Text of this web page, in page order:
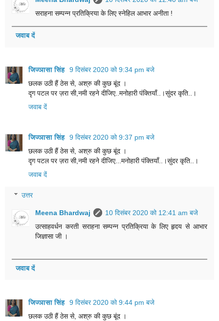
सराहना सम्पन्न प्रतिक्रिया के लिए स्नेहिल आभार अनीता !
जवाब दें
जिज्ञासा सिंह 9 दिसंबर 2020 को 9:34 pm बजे
छलक उठी हैं ठेस से, अश्रु की कुछ बूंद ।
दृग पटल पर ज़रा सी,नमी रहने दीजिए..मनोहारी पंक्तियाँ..।सुंदर कृति..।
जवाब दें
जिज्ञासा सिंह 9 दिसंबर 2020 को 9:37 pm बजे
छलक उठी हैं ठेस से, अश्रु की कुछ बूंद ।
दृग पटल पर ज़रा सी,नमी रहने दीजिए...मनोहारी पंक्तियाँ..।सुंदर कृति..।
जवाब दें
उत्तर
Meena Bhardwaj
10 दिसंबर 2020 को 12:41 am बजे
उत्साहवर्धन करती सराहना सम्पन्न प्रतिक्रिया के लिए हृदय से आभार
जिज्ञासा जी ।
जवाब दें
जिज्ञासा सिंह 9 दिसंबर 2020 को 9:44 pm बजे
छलक उठी हैं ठेस से, अश्रु की कुछ बूंद ।